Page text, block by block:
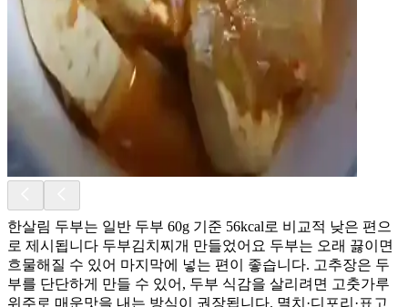
한살림 두부는 일반 두부 60g 기준 56kcal로 비교적 낮은 편으
로 제시됩니다 두부김치찌개 만들었어요 두부는 오래 끓이면
흐물해질 수 있어 마지막에 넣는 편이 좋습니다. 고추장은 두
부를 단단하게 만들 수 있어, 두부 식감을 살리려면 고춧가루
위주로 매운맛을 내는 방식이 권장됩니다. 멸치·디포리·표고